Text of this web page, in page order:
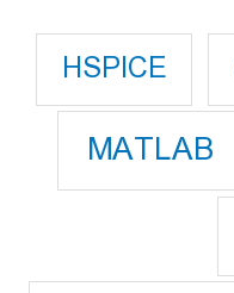
HSPICE
MATLAB